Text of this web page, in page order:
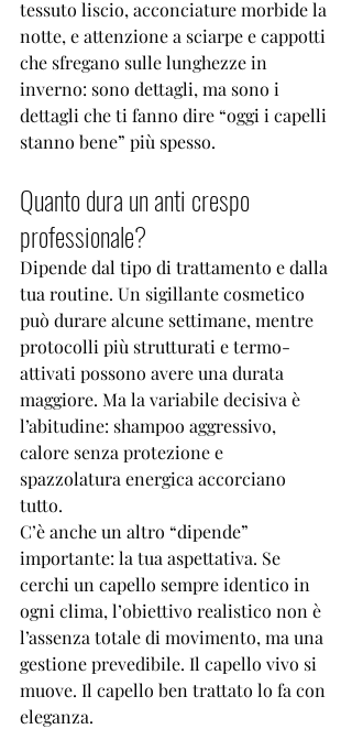
tessuto liscio, acconciature morbide la
notte, e attenzione a sciarpe e cappotti
che sfregano sulle lunghezze in
inverno: sono dettagli, ma sono i
dettagli che ti fanno dire “oggi i capelli
stanno bene” più spesso.
Quanto dura un anti crespo
professionale?
Dipende dal tipo di trattamento e dalla
tua routine. Un sigillante cosmetico
può durare alcune settimane, mentre
protocolli più strutturati e termo-
attivati possono avere una durata
maggiore. Ma la variabile decisiva è
l’abitudine: shampoo aggressivo,
calore senza protezione e
spazzolatura energica accorciano
tutto.
C’è anche un altro “dipende”
importante: la tua aspettativa. Se
cerchi un capello sempre identico in
ogni clima, l’obiettivo realistico non è
l’assenza totale di movimento, ma una
gestione prevedibile. Il capello vivo si
muove. Il capello ben trattato lo fa con
eleganza.